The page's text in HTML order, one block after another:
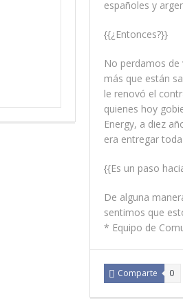
españoles y
{{¿Entonces?}}
No perdamos
más que están
le renovó el
quienes hoy
Energy, a diez
era entregar
{{Es un paso
De alguna
sentimos que
* Equipo de
Comparte 0